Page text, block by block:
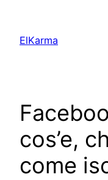
content
ElKarma
cos’e,
come